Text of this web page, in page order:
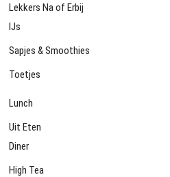
Lekkers Na of Erbij
IJs
Sapjes & Smoothies
Toetjes
Lunch
Uit Eten
Diner
High Tea